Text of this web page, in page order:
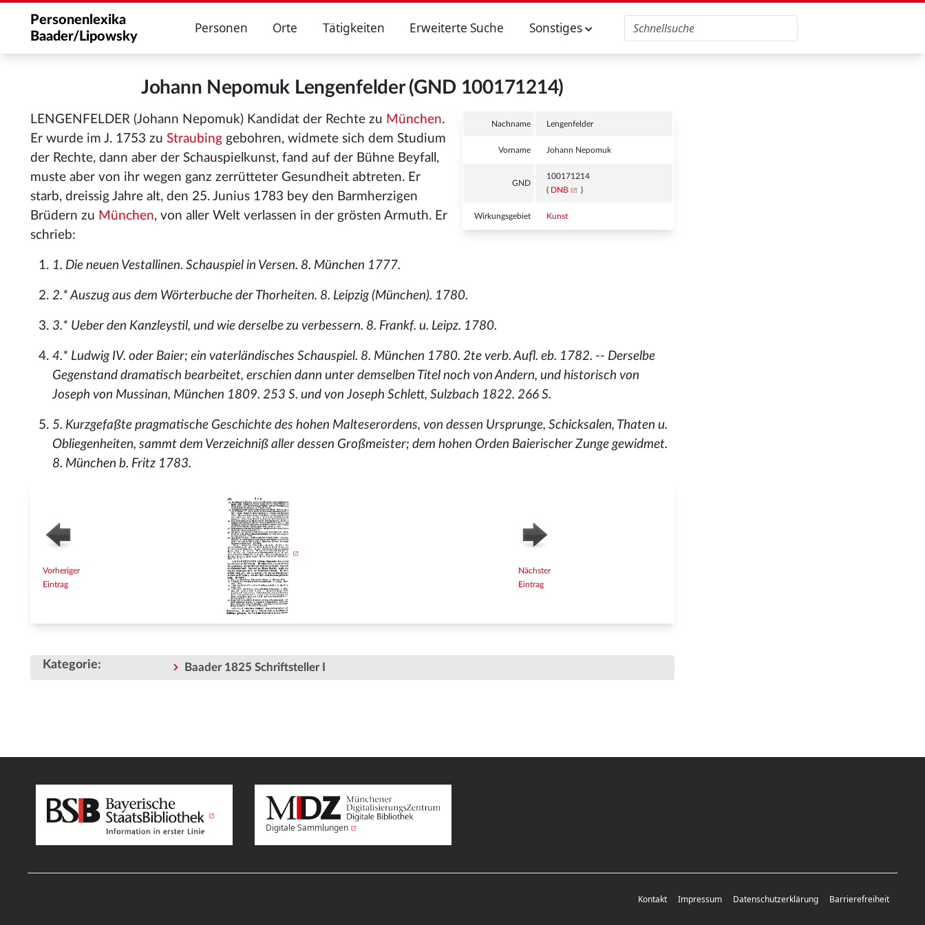
Personenlexika
Baader/Lipowsky
Personen Orte Tätigkeiten Erweiterte Suche Sonstiges
Johann Nepomuk Lengenfelder (GND 100171214)
Nachname Lengenfelder
Vorname Johann Nepomuk
GND
100171214
( DNB )
Wirkungsgebiet Kunst
LENGENFELDER (Johann Nepomuk) Kandidat der Rechte zu München.
Er wurde im J. 1753 zu Straubing gebohren, widmete sich dem Studium
der Rechte, dann aber der Schauspielkunst, fand auf der Bühne Beyfall,
muste aber von ihr wegen ganz zerrütteter Gesundheit abtreten. Er
starb, dreissig Jahre alt, den 25. Junius 1783 bey den Barmherzigen
Brüdern zu München, von aller Welt verlassen in der grösten Armuth. Er
schrieb:
1. Die neuen Vestallinen. Schauspiel in Versen. 8. München 1777.
2.* Auszug aus dem Wörterbuche der Thorheiten. 8. Leipzig (München). 1780.
3.* Ueber den Kanzleystil, und wie derselbe zu verbessern. 8. Frankf. u. Leipz. 1780.
4.* Ludwig IV. oder Baier; ein vaterländisches Schauspiel. 8. München 1780. 2te verb. Aufl. eb. 1782. -- Derselbe
Gegenstand dramatisch bearbeitet, erschien dann unter demselben Titel noch von Andern, und historisch von
Joseph von Mussinan, München 1809. 253 S. und von Joseph Schlett, Sulzbach 1822. 266 S.
5. Kurzgefaßte pragmatische Geschichte des hohen Malteserordens, von dessen Ursprunge, Schicksalen, Thaten u.
Obliegenheiten, sammt dem Verzeichniß aller dessen Großmeister; dem hohen Orden Baierischer Zunge gewidmet.
8. München b. Fritz 1783.
Vorheriger
Eintrag
Nächster
Eintrag
Kategorie: Baader 1825 Schriftsteller I
Digitale Sammlungen
Kontakt Impressum Datenschutzerklärung Barrierefreiheit